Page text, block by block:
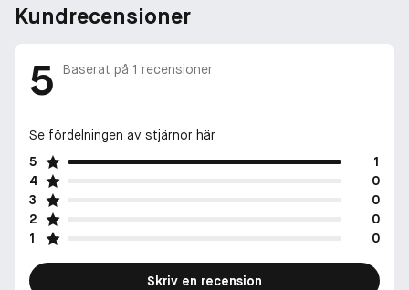
Kundrecensioner
5 Baserat på 1 recensioner
Se fördelningen av stjärnor här
5
1
4
0
3
0
2
0
1
0
Skriv en recension